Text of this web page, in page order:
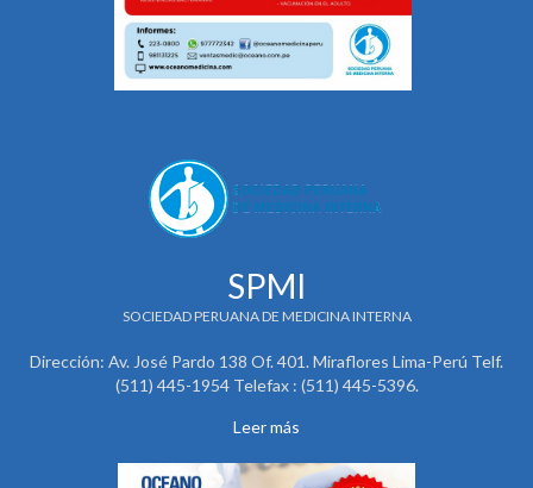
SPMI
SOCIEDAD PERUANA DE MEDICINA INTERNA
Dirección: Av. José Pardo 138 Of. 401. Miraflores Lima-Perú Telf.
(511) 445-1954 Telefax : (511) 445-5396.
Leer más